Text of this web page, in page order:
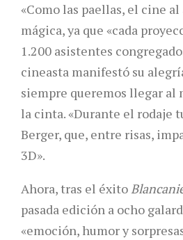
«Como las paellas, el cine
mágica, ya que «cada
1.200 asistentes
cineasta manifestó su
siempre queremos llegar al
la cinta. «Durante el rodaje
Berger, que, entre risas,
3D».
Ahora, tras el éxito
pasada edición a ocho
«emoción, humor y